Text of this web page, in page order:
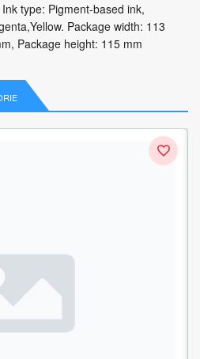
type: Pigment-based ink,
Package width: 113
Package height: 115 mm